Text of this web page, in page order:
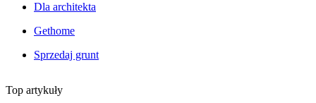
Dla architekta
Gethome
Sprzedaj grunt
Top artykuły